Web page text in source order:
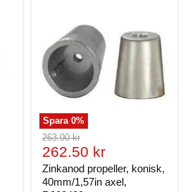
Spara0%
Ursprungligt
pris
263.00 kr
Nuvarande
pris
262.50 kr
Zinkanod propeller, konisk,
40mm/1,57in axel,